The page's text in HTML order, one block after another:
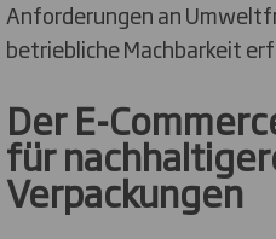
Anforderungen an
betriebliche Machbarkeit
Der E-
für
Verpackungen